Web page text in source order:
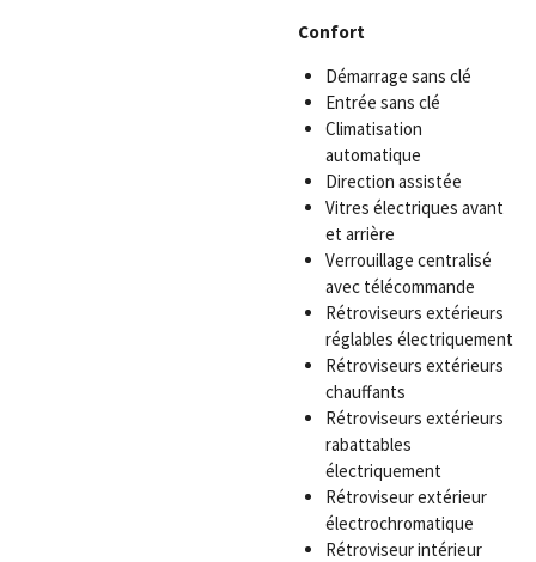
Confort
Démarrage sans clé
Entrée sans clé
Climatisation
automatique
Direction assistée
Vitres électriques avant
et arrière
Verrouillage centralisé
avec télécommande
Rétroviseurs extérieurs
réglables électriquement
Rétroviseurs extérieurs
chauffants
Rétroviseurs extérieurs
rabattables
électriquement
Rétroviseur extérieur
électrochromatique
Rétroviseur intérieur